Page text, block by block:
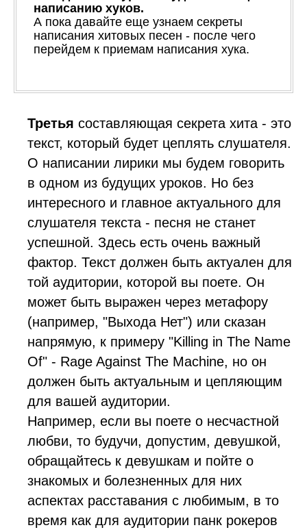
написанию хуков.
А пока давайте еще узнаем секреты
написания хитовых песен - после чего
перейдем к приемам написания хука.
Третья составляющая секрета хита - это
текст, который будет цеплять слушателя.
О написании лирики мы будем говорить
в одном из будущих уроков. Но без
интересного и главное актуального для
слушателя текста - песня не станет
успешной. Здесь есть очень важный
фактор. Текст должен быть актуален для
той аудитории, которой вы поете. Он
может быть выражен через метафору
(например, "Выхода Нет") или сказан
напрямую, к примеру "Killing in The Name
Of" - Rage Against The Machine, но он
должен быть актуальным и цепляющим
для вашей аудитории.
Например, если вы поете о несчастной
любви, то будучи, допустим, девушкой,
обращайтесь к девушкам и пойте о
знакомых и болезненных для них
аспектах расставания с любимым, в то
время как для аудитории панк рокеров